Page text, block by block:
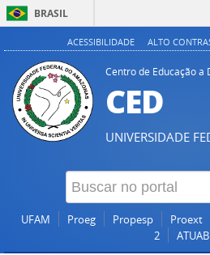
BRASIL
ACESSIBILIDADE ALTO
Centro de Educação a
CED
UNIVERSIDADE
UFAM Proeg Propesp Proext
2
ATUAB